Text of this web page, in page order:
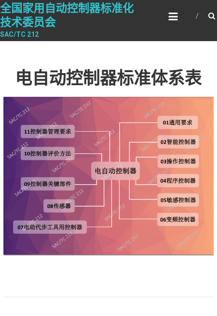
Skip
to
content
全国家用自动控制器标准化
技术委员会
SAC/TC 212
电自动控制器标准体系表